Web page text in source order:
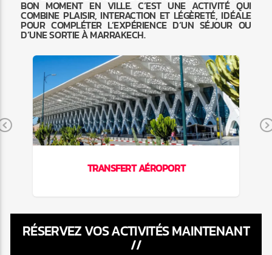
BON MOMENT EN VILLE. C’EST UNE ACTIVITÉ QUI
COMBINE PLAISIR, INTERACTION ET LÉGÈRETÉ, IDÉALE
POUR COMPLÉTER L’EXPÉRIENCE D’UN SÉJOUR OU
D’UNE SORTIE À MARRAKECH.
Previous
TRANSFERT AÉROPORT
RÉSERVEZ VOS ACTIVITÉS MAINTENANT
//